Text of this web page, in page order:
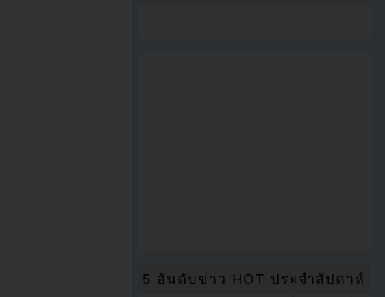
5 อันดับข่าว HOT ประจำสัปดาห์